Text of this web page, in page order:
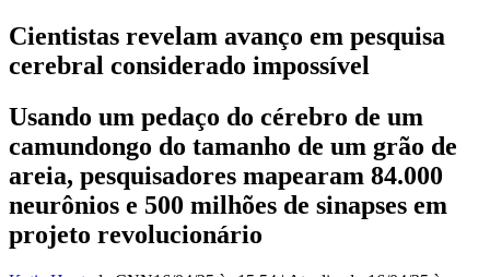
Cientistas revelam avanço em pesquisa
cerebral considerado impossível
Usando um pedaço do cérebro de um
camundongo do tamanho de um grão de
areia, pesquisadores mapearam 84.000
neurônios e 500 milhões de sinapses em
projeto revolucionário